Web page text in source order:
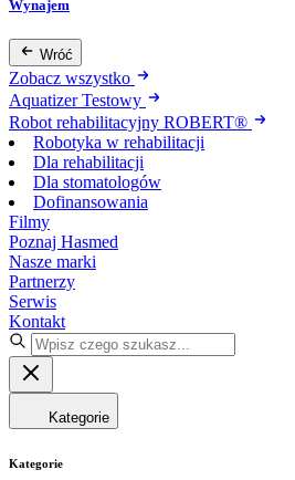
Wynajem
Wróć
Zobacz wszystko
Aquatizer Testowy
Robot rehabilitacyjny ROBERT®
Robotyka w rehabilitacji
Dla rehabilitacji
Dla stomatologów
Dofinansowania
Filmy
Poznaj Hasmed
Nasze marki
Partnerzy
Serwis
Kontakt
Kategorie
Kategorie